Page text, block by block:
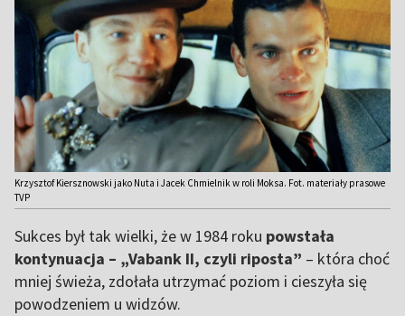
Krzysztof Kiersznowski jako Nuta i Jacek Chmielnik w roli Moksa. Fot. materiały prasowe
TVP
Sukces był tak wielki, że w 1984 roku powstała
kontynuacja – „Vabank II, czyli riposta” – która choć
mniej świeża, zdołała utrzymać poziom i cieszyła się
powodzeniem u widzów.